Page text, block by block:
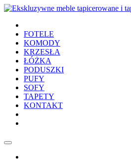
FOTELE
KOMODY
KRZESŁA
ŁÓŻKA
PODUSZKI
PUFY
SOFY
TAPETY
KONTAKT